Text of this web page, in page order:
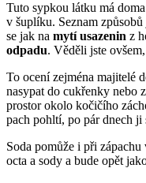
Tuto sypkou látku má
v šuplíku. Seznam
se jak na mytí usazenin z
odpadu. Věděli jste
To ocení zejména majitelé
nasypat do cukřenky nebo
prostor okolo kočičího
pach pohltí, po pár dnech
Soda pomůže i při
octa a sody a bude opět